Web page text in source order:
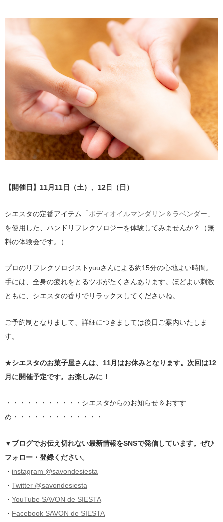
【開催日】11月11日（土）、12日（日）
シエスタの定番アイテム「ボディオイルマンダリン＆ラベンダー 」
を使用した、ハンドリフレクソロジーを体験してみませんか？（無
料の体験会です。）
プロのリフレクソロジストyuuさんによる約15分の心地よい時間。
手には、全身の疲れをとるツボがたくさんあります。ほどよい刺激
ともに、シエスタの香りでリラックスしてくださいね。
ご予約制となりまして、詳細につきましては後日ご案内いたしま
す。
★シエスタのお菓子屋さんは、11月はお休みとなります。次回は12
月に開催予定です。お楽しみに！
・・・・・・・・・・・シエスタからのお知らせ＆おすす
め・・・・・・・・・・・・・
▼ブログでお伝え切れない最新情報をSNSで発信しています。ぜひ
フォロー・登録ください。
・ instagram @savondesiesta
・ Twitter @savondesiesta
・ YouTube SAVON de SIESTA
・ Facebook SAVON de SIESTA